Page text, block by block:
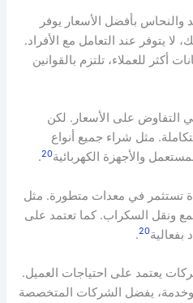
بأفضل الأسعار يوفر
يتوفر عند التعامل مع الأفراد.
للعملاء، تلتزم بالقوانين
التفاوض على الأسعار. لكن
مثل شراء جميع أنواع
والأجهزة الكهربائية20
.
في معدات متطورة. مثل
ونقل السكراب. كما تعتمد على
بفعالية20
.
يعتمد على احتياجات العميل.
يفضل الشركات المتخصصة